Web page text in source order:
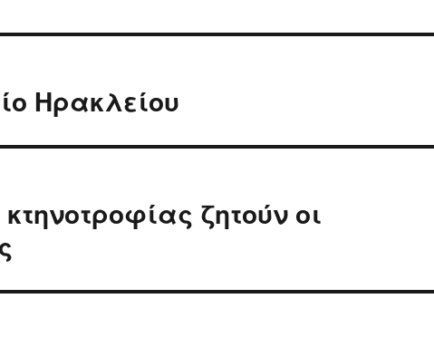
Ηρακλείου
ζητούν οι